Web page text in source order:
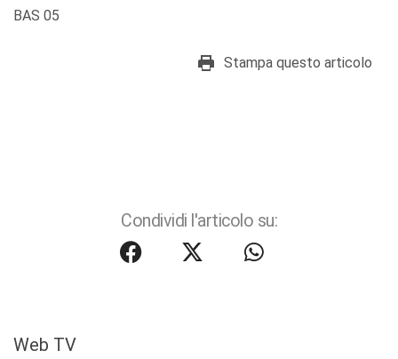
BAS 05
Stampa questo articolo
Condividi l'articolo su:
Web TV